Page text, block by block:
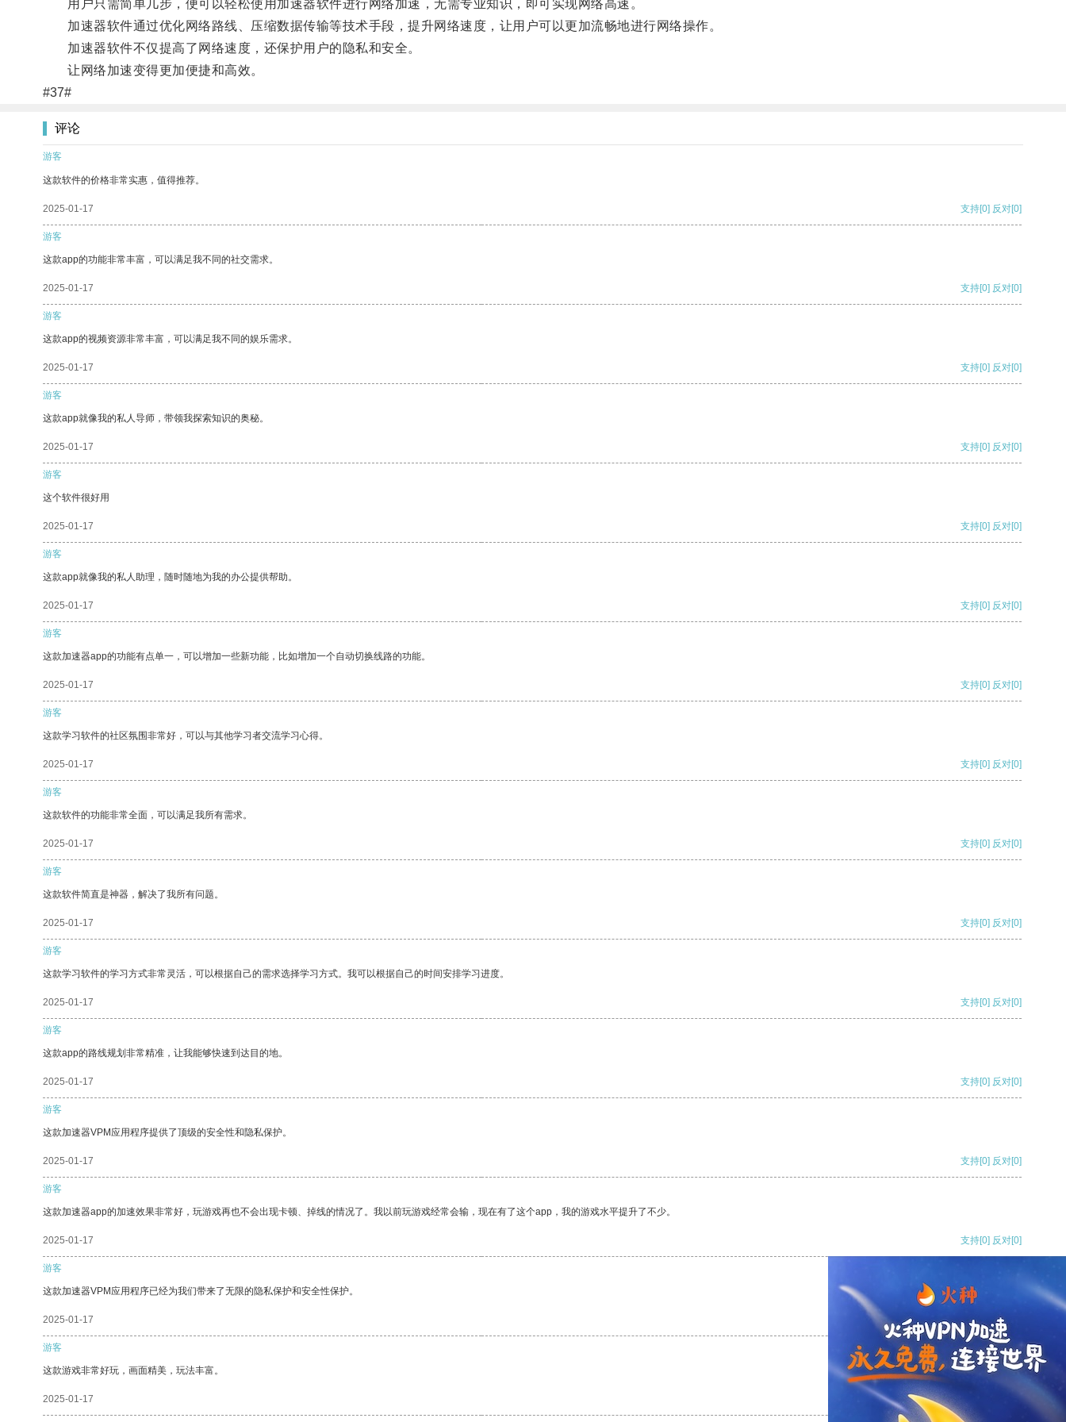
用户只需简单几步，便可以轻松使用加速器软件进行网络加速，无需专业知识，即可实现网络高速。
加速器软件通过优化网络路线、压缩数据传输等技术手段，提升网络速度，让用户可以更加流畅地进行网络操作。
加速器软件不仅提高了网络速度，还保护用户的隐私和安全。
让网络加速变得更加便捷和高效。
#37#
评论
游客
这款软件的价格非常实惠，值得推荐。
2025-01-17 支持[0] 反对[0]
游客
这款app的功能非常丰富，可以满足我不同的社交需求。
2025-01-17 支持[0] 反对[0]
游客
这款app的视频资源非常丰富，可以满足我不同的娱乐需求。
2025-01-17 支持[0] 反对[0]
游客
这款app就像我的私人导师，带领我探索知识的奥秘。
2025-01-17 支持[0] 反对[0]
游客
这个软件很好用
2025-01-17 支持[0] 反对[0]
游客
这款app就像我的私人助理，随时随地为我的办公提供帮助。
2025-01-17 支持[0] 反对[0]
游客
这款加速器app的功能有点单一，可以增加一些新功能，比如增加一个自动切换线路的功能。
2025-01-17 支持[0] 反对[0]
游客
这款学习软件的社区氛围非常好，可以与其他学习者交流学习心得。
2025-01-17 支持[0] 反对[0]
游客
这款软件的功能非常全面，可以满足我所有需求。
2025-01-17 支持[0] 反对[0]
游客
这款软件简直是神器，解决了我所有问题。
2025-01-17 支持[0] 反对[0]
游客
这款学习软件的学习方式非常灵活，可以根据自己的需求选择学习方式。我可以根据自己的时间安排学习进度。
2025-01-17 支持[0] 反对[0]
游客
这款app的路线规划非常精准，让我能够快速到达目的地。
2025-01-17 支持[0] 反对[0]
游客
这款加速器VPM应用程序提供了顶级的安全性和隐私保护。
2025-01-17 支持[0] 反对[0]
游客
这款加速器app的加速效果非常好，玩游戏再也不会出现卡顿、掉线的情况了。我以前玩游戏经常会输，现在有了这个app，我的游戏水平提升了不少。
2025-01-17 支持[0] 反对[0]
游客
这款加速器VPM应用程序已经为我们带来了无限的隐私保护和安全性保护。
2025-01-17 支持 反对
游客
这款游戏非常好玩，画面精美，玩法丰富。
2025-01-17 [0]